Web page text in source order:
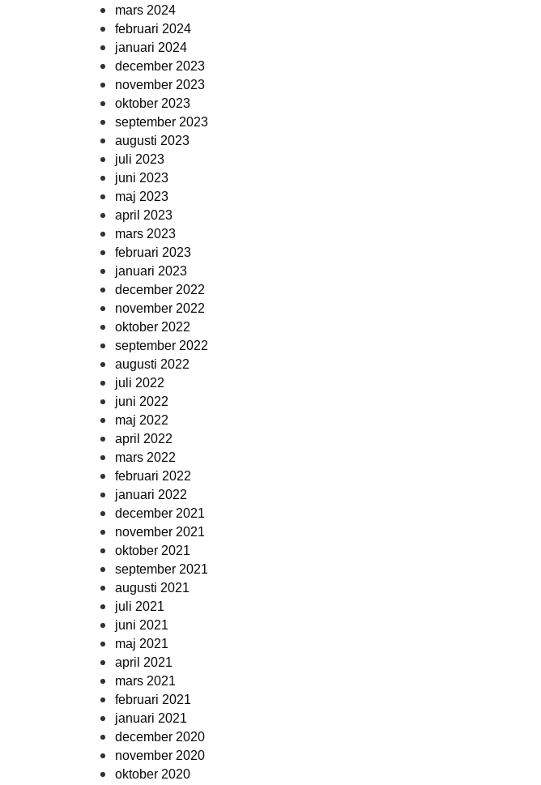
mars 2024
februari 2024
januari 2024
december 2023
november 2023
oktober 2023
september 2023
augusti 2023
juli 2023
juni 2023
maj 2023
april 2023
mars 2023
februari 2023
januari 2023
december 2022
november 2022
oktober 2022
september 2022
augusti 2022
juli 2022
juni 2022
maj 2022
april 2022
mars 2022
februari 2022
januari 2022
december 2021
november 2021
oktober 2021
september 2021
augusti 2021
juli 2021
juni 2021
maj 2021
april 2021
mars 2021
februari 2021
januari 2021
december 2020
november 2020
oktober 2020